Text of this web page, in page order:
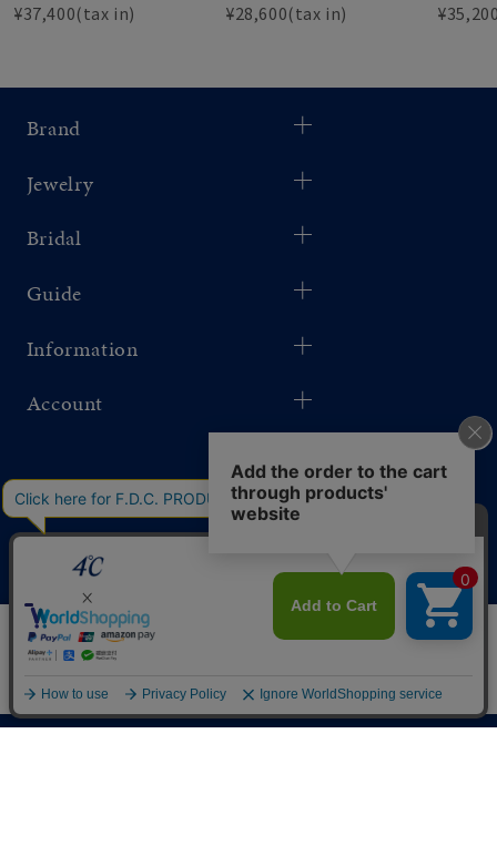
¥37,400(tax in) ¥28,600(tax in)
Brand
Jewelry
Bridal
Guide
Information
Account
Application
このサイトではサービス向上のためクッキー
を利用しています。